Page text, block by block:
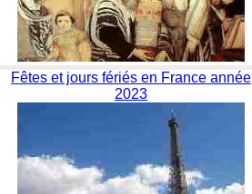
Fêtes et jours fériés en France année
2023